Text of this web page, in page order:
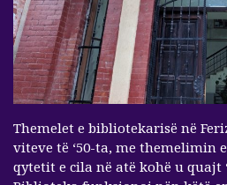
Themelet e bibliotekarisë në
viteve të ‘50-ta, me themelimin
qytetit e cila në atë kohë u quajt